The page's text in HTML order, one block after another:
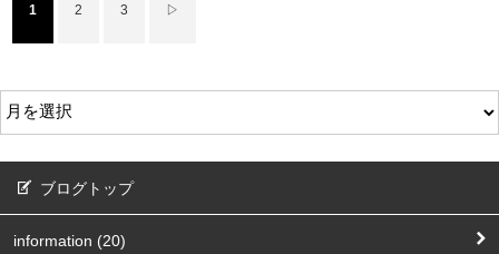
1 2 3 ▷
ブログトップ
information (20)